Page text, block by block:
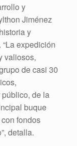
y
Jiménez
y
expedición
valiosos,
de casi 30
de la
buque
fondos
detalla.